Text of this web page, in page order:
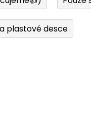
plastové desce